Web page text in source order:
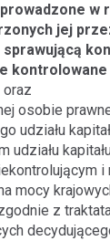
w
jej
sprawującą
oraz
osobie
udziału
udziału
i
mocy
z